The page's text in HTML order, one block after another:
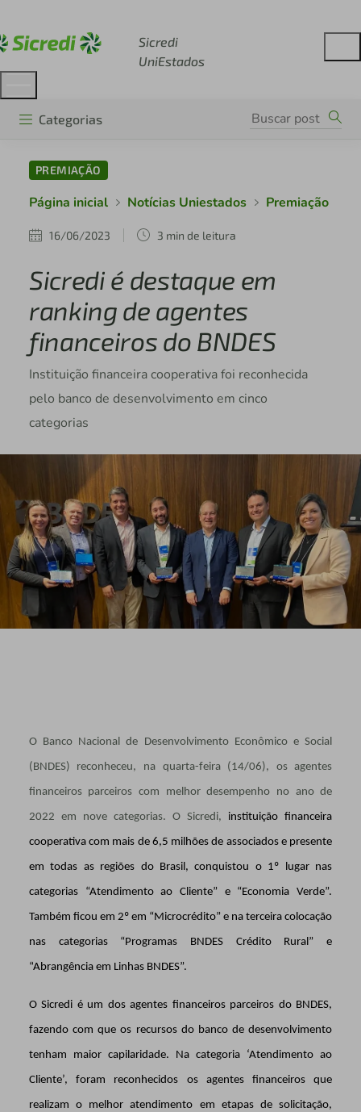
Sicredi
UniEstados
Categorias
PREMIAÇÃO
Página inicial Notícias Uniestados Premiação
16/06/2023 3 min de leitura
Sicredi é destaque em
ranking de agentes
financeiros do BNDES
Instituição financeira cooperativa foi reconhecida
pelo banco de desenvolvimento em cinco
categorias
O Banco Nacional de Desenvolvimento Econômico e Social
(BNDES) reconheceu, na quarta-feira (14/06), os agentes
financeiros parceiros com melhor desempenho no ano de
2022 em nove categorias. O Sicredi, instituição financeira
cooperativa com mais de 6,5 milhões de associados e presente
em todas as regiões do Brasil, conquistou o 1º lugar nas
categorias “Atendimento ao Cliente” e “Economia Verde”.
Também ficou em 2º em “Microcrédito” e na terceira colocação
nas categorias “Programas BNDES Crédito Rural” e
“Abrangência em Linhas BNDES”.
O Sicredi é um dos agentes financeiros parceiros do BNDES,
fazendo com que os recursos do banco de desenvolvimento
tenham maior capilaridade. Na categoria ‘Atendimento ao
Cliente’, foram reconhecidos os agentes financeiros que
realizam o melhor atendimento em etapas de solicitação,